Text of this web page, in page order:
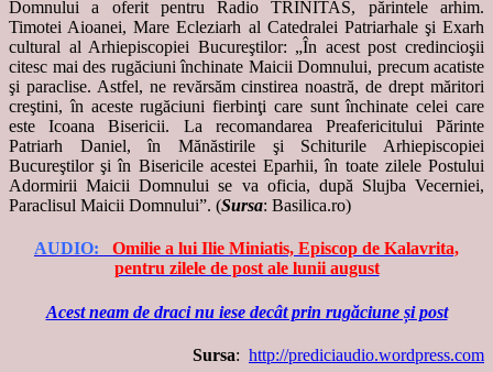
Domnului a oferit pentru Radio TRINITAS, părintele arhim.
Timotei Aioanei, Mare Ecleziarh al Catedralei Patriarhale şi Exarh
cultural al Arhiepiscopiei Bucureştilor: „În acest post credincioşii
citesc mai des rugăciuni închinate Maicii Domnului, precum acatiste
şi paraclise. Astfel, ne revărsăm cinstirea noastră, de drept măritori
creştini, în aceste rugăciuni fierbinţi care sunt închinate celei care
este Icoana Bisericii. La recomandarea Preafericitului Părinte
Patriarh Daniel, în Mănăstirile şi Schiturile Arhiepiscopiei
Bucureştilor şi în Bisericile acestei Eparhii, în toate zilele Postului
Adormirii Maicii Domnului se va oficia, după Slujba Vecerniei,
Paraclisul Maicii Domnului”. (Sursa: Basilica.ro)
AUDIO:
Omilie a lui Ilie Miniatis, Episcop de Kalavrita,
pentru zilele de post ale lunii august
Acest neam de draci nu iese decât prin rugăciune și post
Sursa: http://prediciaudio.wordpress.com